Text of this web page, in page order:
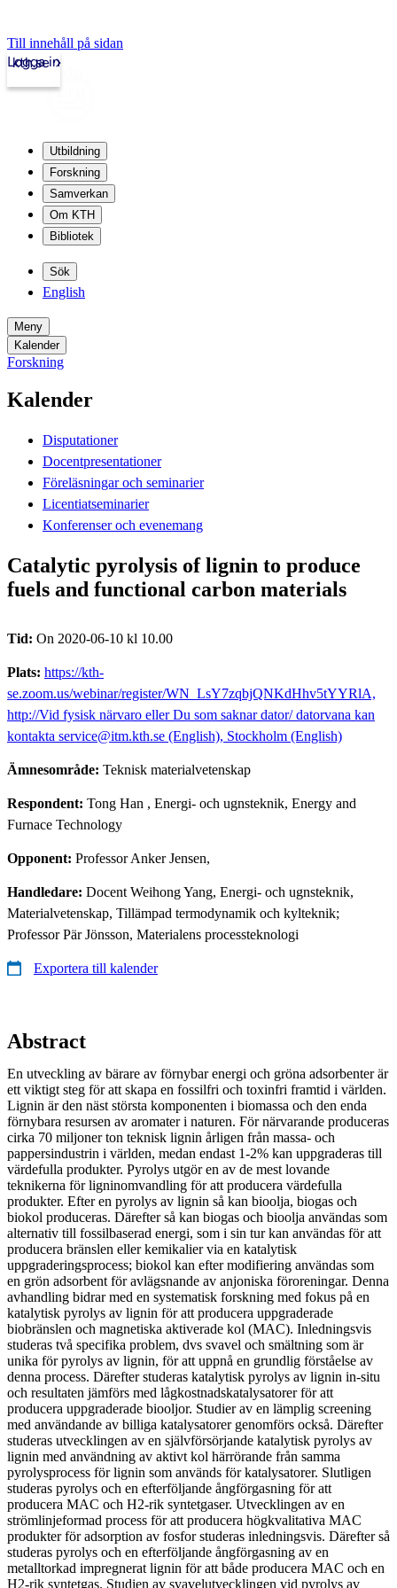
Till innehåll på sidan
kth.se
Logga in
Utbildning
Forskning
Samverkan
Om KTH
Bibliotek
Sök
English
Meny
Kalender
Forskning
Kalender
Disputationer
Docentpresentationer
Föreläsningar och seminarier
Licentiatseminarier
Konferenser och evenemang
Catalytic pyrolysis of lignin to produce
fuels and functional carbon materials
Tid: On 2020-06-10 kl 10.00
Plats: https://kth-
se.zoom.us/webinar/register/WN_LsY7zqbjQNKdHhv5tYYRlA,
http://Vid fysisk närvaro eller Du som saknar dator/ datorvana kan
kontakta service@itm.kth.se (English), Stockholm (English)
Ämnesområde: Teknisk materialvetenskap
Respondent: Tong Han , Energi- och ugnsteknik, Energy and
Furnace Technology
Opponent: Professor Anker Jensen,
Handledare: Docent Weihong Yang, Energi- och ugnsteknik,
Materialvetenskap, Tillämpad termodynamik och kylteknik;
Professor Pär Jönsson, Materialens processteknologi
Exportera till kalender
Abstract
En utveckling av bärare av förnybar energi och gröna adsorbenter är
ett viktigt steg för att skapa en fossilfri och toxinfri framtid i världen.
Lignin är den näst största komponenten i biomassa och den enda
förnybara resursen av aromater i naturen. För närvarande produceras
cirka 70 miljoner ton teknisk lignin årligen från massa- och
pappersindustrin i världen, medan endast 1-2% kan uppgraderas till
värdefulla produkter. Pyrolys utgör en av de mest lovande
teknikerna för ligninomvandling för att producera värdefulla
produkter. Efter en pyrolys av lignin så kan bioolja, biogas och
biokol produceras. Därefter så kan biogas och bioolja användas som
alternativ till fossilbaserad energi, som i sin tur kan användas för att
producera bränslen eller kemikalier via en katalytisk
uppgraderingsprocess; biokol kan efter modifiering användas som
en grön adsorbent för avlägsnande av anjoniska föroreningar. Denna
avhandling bidrar med en systematisk forskning med fokus på en
katalytisk pyrolys av lignin för att producera uppgraderade
biobränslen och magnetiska aktiverade kol (MAC). Inledningsvis
studeras två specifika problem, dvs svavel och smältning som är
unika för pyrolys av lignin, för att uppnå en grundlig förståelse av
denna process. Därefter studeras katalytisk pyrolys av lignin in-situ
och resultaten jämförs med lågkostnadskatalysatorer för att
producera uppgraderade biooljor. Studier av en lämplig screening
med användande av billiga katalysatorer genomförs också. Därefter
studeras utvecklingen av en självförsörjande katalytisk pyrolys av
lignin med användning av aktivt kol härrörande från samma
pyrolysprocess för lignin som används för katalysatorer. Slutligen
studeras pyrolys och en efterföljande ångförgasning för att
producera MAC och H2-rik syntetgaser. Utvecklingen av en
strömlinjeformad process för att producera högkvalitativa MAC
produkter för adsorption av fosfor studeras inledningsvis. Därefter så
studeras pyrolys och en efterföljande ångförgasning av en
metalltorkad impregnerat lignin för att både producera MAC och en
H2-rik syntetgas. Studien av svavelutvecklingen vid pyrolys av